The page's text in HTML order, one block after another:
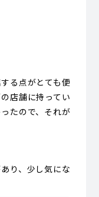
る点がとても便
店舗に持ってい
たので、それが
り、少し気にな